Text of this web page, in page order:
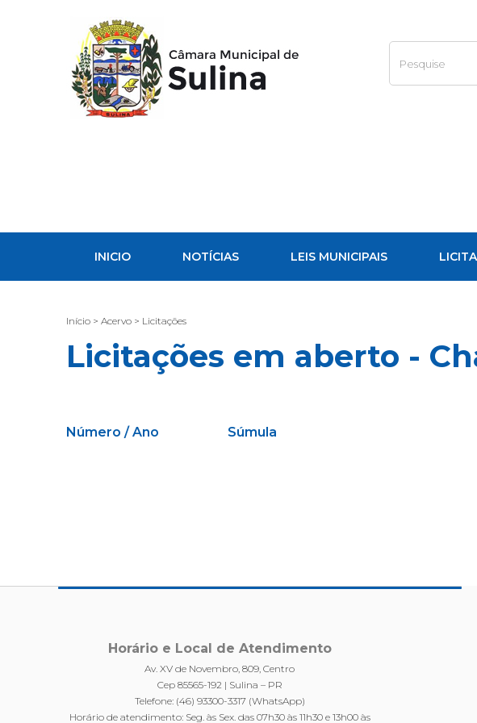
INICIO NOTÍCIAS LEIS MUNICIPAIS
Início > Acervo > Licitações
Licitações em aberto -
Número / Ano Súmula
Horário e Local de Atendimento
Av. XV de Novembro, 809, Centro
Cep 85565-192 | Sulina – PR
Telefone: (46) 93300-3317 (WhatsApp)
Horário de atendimento: Seg. às Sex. das 07h30 às 11h30 e 13h00 às